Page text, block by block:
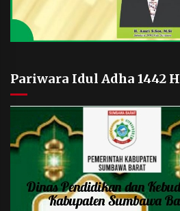
Pariwara Idul Adha 1442 H